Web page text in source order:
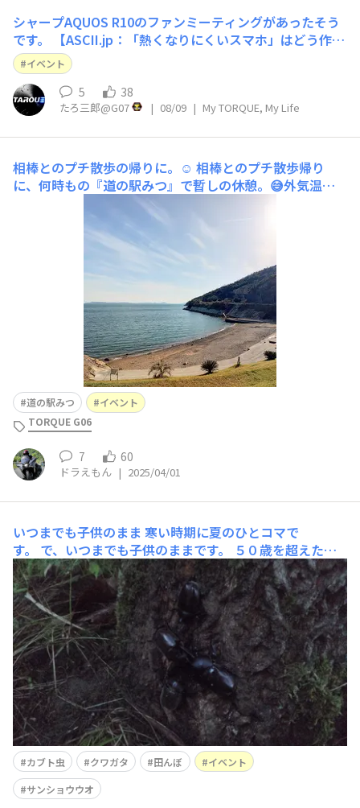
シャープAQUOS R10のファンミーティングがあったそう
です。 【ASCII.jp：「熱くなりにくいスマホ」はどう作
る？ シャープ開発者が語った設計の秘密 (1/2) 】https://
ascii.jp/elem/000/004/310/4310754/ AQUOSの排熱/放熱
方法に注目です。また
イベント
5 38
たろ三郎@G07 | 08/09 | My TORQUE, My Life
相棒とのプチ散歩の帰りに。☺️ 相棒とのプチ散歩帰り
に、何時もの『道の駅みつ』で暫しの休憩。😅外気温は
１３℃表示しましたが、風が冷たく寒かったです。🥶来月
のイベント盛り沢山です。☺️気になったイベントが有れば
一度訪問してみて下さい。☺️☺️☺️
道の駅みつ
イベント
TORQUE G06
7 60
ドラえもん | 2025/04/01
いつまでも子供のまま 寒い時期に夏のひとコマで
す。 で、いつまでも子供のままです。 ５０歳を超えたお
じさんになってもカブト虫やクワガタを見つけるのが大好
きです。 我が娘っ子には、小学１年生〜６年生の６年
間、農家さんの田んぼイベントで、春先の田植え、夏場に
生き物調査と雑草取り、秋には稲刈りの収
カブト虫 クワガタ 田んぼ
イベント
サンショウウオ